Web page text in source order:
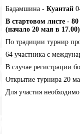
Бадамшина - Куантай
В стартовом листе -
(начало 20 мая в 17.00)
По традиции турнир
64 участника с
В случае регистрации
Открытие турнира 20
Для участия